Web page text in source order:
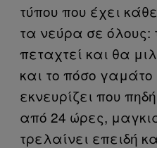
τύπου που έχει
τα νεύρα σε όλους:
πεταχτεί και θα
και το πόσο
εκνευρίζει που
από 24 ώρες,
τρελαίνει επειδή